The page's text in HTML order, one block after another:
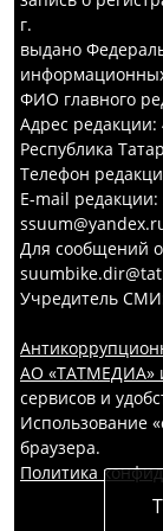
г.
выдано
ФИО главного
Адрес редакции:
Республика
Телефон
E-mail
Для сообщений
Учредитель
АО «ТАТМЕДИА»
сервисов и
Использование
браузера.
Политика